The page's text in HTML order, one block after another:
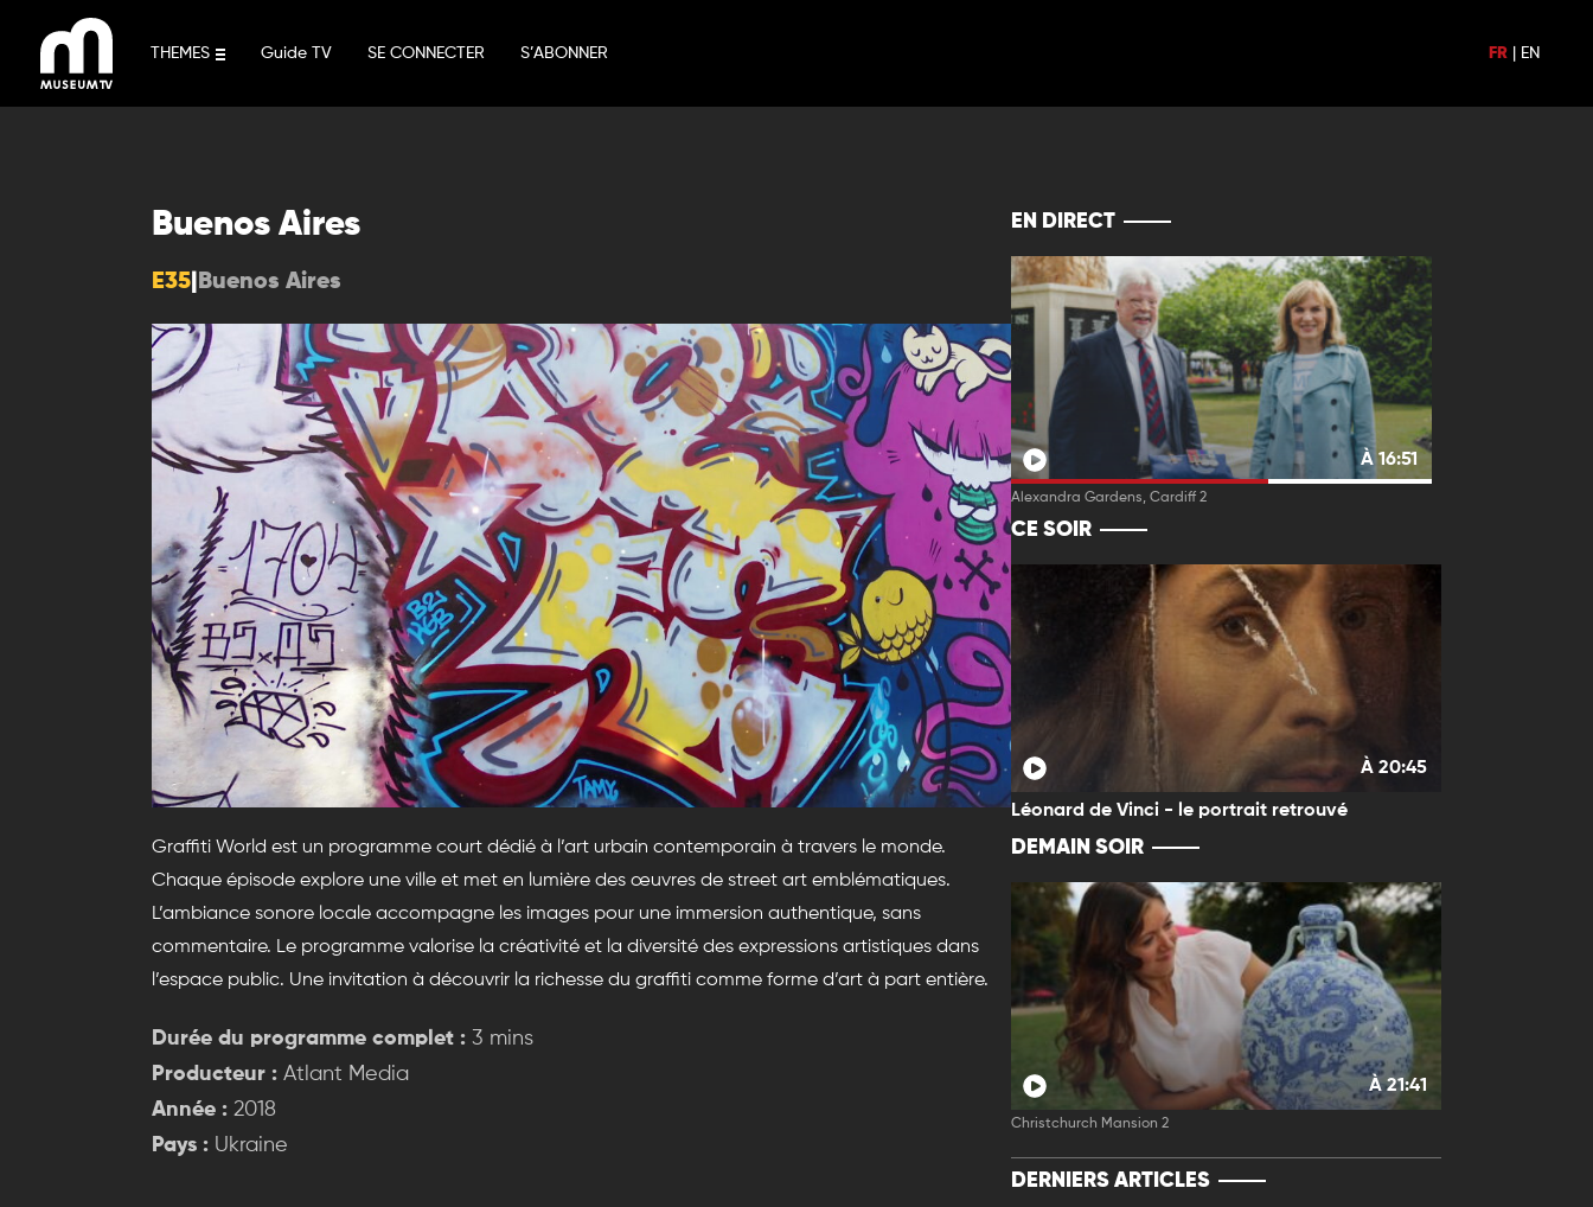
contenu
THEMES Guide TV SE CONNECTER S’ABONNER FR EN
Buenos Aires
E35 Buenos Aires
Graffiti World est un programme court dédié à l’art urbain contemporain à travers le monde.
Chaque épisode explore une ville et met en lumière des œuvres de street art emblématiques.
L’ambiance sonore locale accompagne les images pour une immersion authentique, sans
commentaire. Le programme valorise la créativité et la diversité des expressions artistiques dans
l’espace public. Une invitation à découvrir la richesse du graffiti comme forme d’art à part entière.
Durée du programme complet : 3 mins
Producteur : Atlant Media
Année : 2018
Pays : Ukraine
EN DIRECT
À 16:51
Alexandra Gardens, Cardiff 2
CE SOIR
À 20:45
Léonard de Vinci - le portrait retrouvé
DEMAIN SOIR
À 21:41
Christchurch Mansion 2
DERNIERS ARTICLES